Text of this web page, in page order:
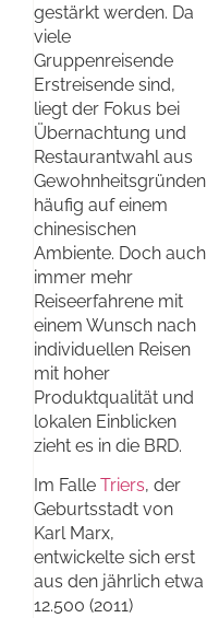
gestärkt werden. Da
viele
Gruppenreisende
Erstreisende sind,
liegt der Fokus bei
Übernachtung und
Restaurantwahl aus
Gewohnheitsgründen
häufig auf einem
chinesischen
Ambiente. Doch auch
immer mehr
Reiseerfahrene mit
einem Wunsch nach
individuellen Reisen
mit hoher
Produktqualität und
lokalen Einblicken
zieht es in die BRD.
Im Falle Triers, der
Geburtsstadt von
Karl Marx,
entwickelte sich erst
aus den jährlich etwa
12.500 (2011)